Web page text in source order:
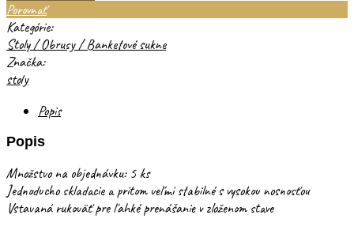
Porovnať
Kategórie:
Stoly / Obrusy / Banketové sukne
Značka:
stoly
Popis
Popis
Množstvo na objednávku: 5 ks
Jednoducho skladacie a pritom veľmi stabilné s vysokou nosnosťou
Vstavaná rukoväť pre ľahké prenášanie v zloženom stave